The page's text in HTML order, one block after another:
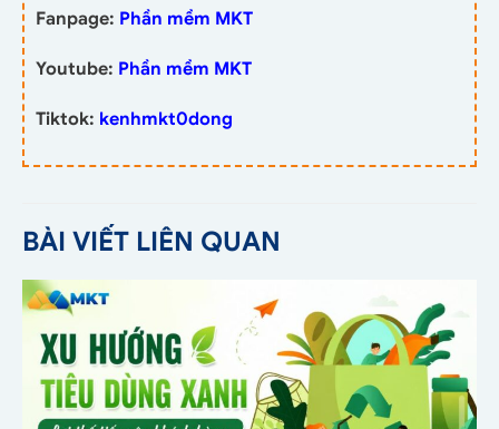
Fanpage: Phần mềm MKT
Youtube: Phần mềm MKT
Tiktok: kenhmkt0dong
BÀI VIẾT LIÊN QUAN